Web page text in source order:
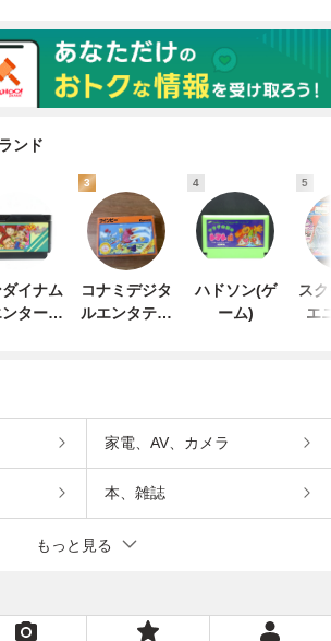
ンド
イナム
ンターテ
3
コナミデジタ
ルエンタテイ
4
ハドソン(ゲ
ーム)
5
ス
エ
家電、AV、カメラ
本、雑誌
もっと見る